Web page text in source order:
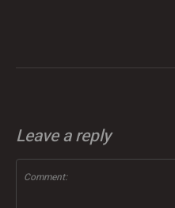
Leave a reply